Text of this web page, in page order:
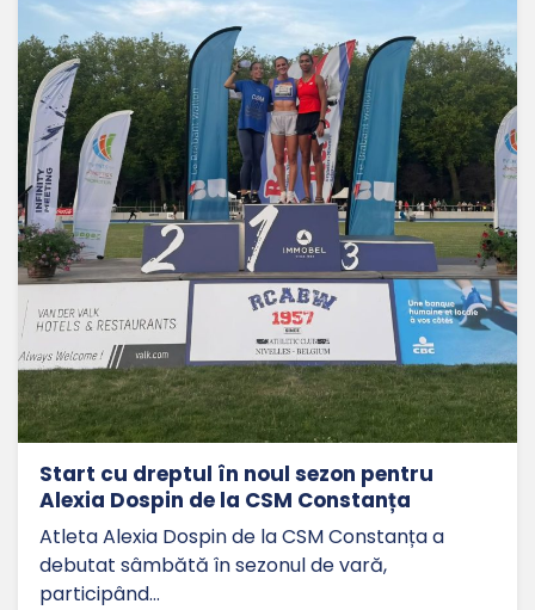
Start cu dreptul în noul sezon pentru
Alexia Dospin de la CSM Constanța
Atleta Alexia Dospin de la CSM Constanța a
debutat sâmbătă în sezonul de vară,
participând…